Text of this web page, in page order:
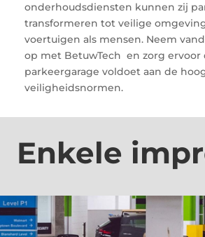
onderhoudsdiensten kunnen zij
transformeren tot veilige
voertuigen als mensen. Neem
op met BetuwTech en zorg ervoor
parkeergarage voldoet aan de
veiligheidsnormen.
Enkele